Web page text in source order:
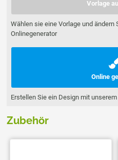
Vorlage
Wählen sie eine Vorlage und ändern
Onlinegenerator
Online
Erstellen Sie ein Design mit
Zubehör